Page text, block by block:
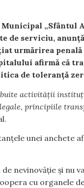
„Sfântul
de serviciu,
urmărirea
afirmă că
de toleranță
activității
principiile
unei anchete
nevinovăție și nu
cu organele